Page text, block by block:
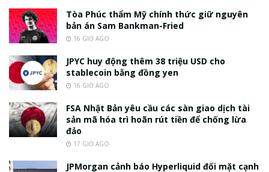
Tòa Phúc thẩm Mỹ chính thức giữ nguyên
bản án Sam Bankman-Fried
16 GIỜ AGO
JPYC huy động thêm 38 triệu USD cho
stablecoin bằng đồng yen
16 GIỜ AGO
FSA Nhật Bản yêu cầu các sàn giao dịch tài
sản mã hóa trì hoãn rút tiền để chống lừa
đảo
17 GIỜ AGO
JPMorgan cảnh báo Hyperliquid đối mặt cạnh